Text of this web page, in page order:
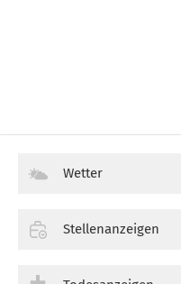
Wetter
Stellenanzeigen